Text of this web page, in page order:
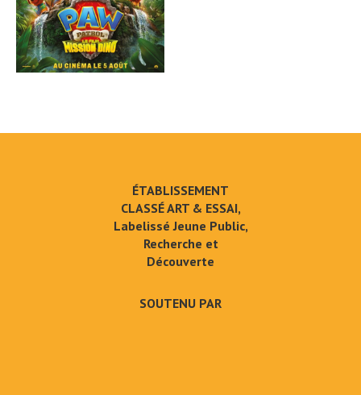
ÉTABLISSEMENT
CLASSÉ ART & ESSAI,
Labelissé Jeune Public,
Recherche et
Découverte
SOUTENU PAR